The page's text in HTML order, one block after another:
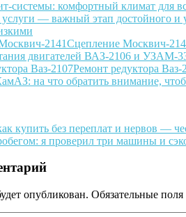
Сцепление Москвич-
Ремонт редуктора Ваз-
купить без переплат и нервов —
я проверил три машины и
опубликован. Обязательные